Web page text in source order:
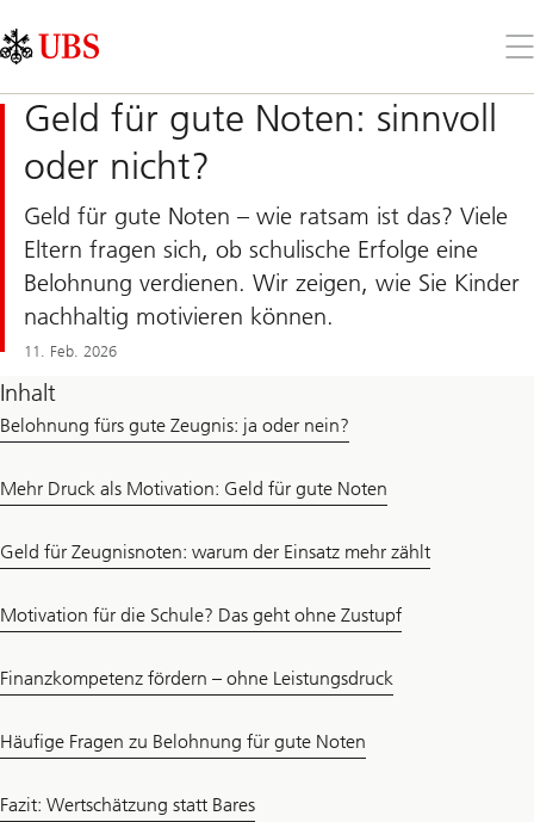
Links
Area
Sie
Geld für gute Noten: sinnvoll
oder nicht?
Geld für gute Noten – wie ratsam ist das? Viele
Eltern fragen sich, ob schulische Erfolge eine
Belohnung verdienen. Wir zeigen, wie Sie Kinder
nachhaltig motivieren können.
11. Feb. 2026
Inhalt
Belohnung fürs gute Zeugnis: ja oder nein?
Mehr Druck als Motivation: Geld für gute Noten
Geld für Zeugnisnoten: warum der Einsatz mehr zählt
Motivation für die Schule? Das geht ohne Zustupf
Finanzkompetenz fördern – ohne Leistungsdruck
Häufige Fragen zu Belohnung für gute Noten
Fazit: Wertschätzung statt Bares